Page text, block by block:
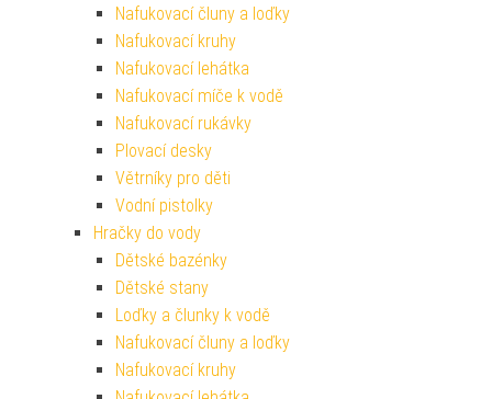
Nafukovací čluny a loďky
Nafukovací kruhy
Nafukovací lehátka
Nafukovací míče k vodě
Nafukovací rukávky
Plovací desky
Větrníky pro děti
Vodní pistolky
Hračky do vody
Dětské bazénky
Dětské stany
Loďky a člunky k vodě
Nafukovací čluny a loďky
Nafukovací kruhy